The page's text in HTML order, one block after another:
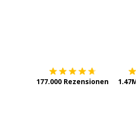
177.000 Rezensionen